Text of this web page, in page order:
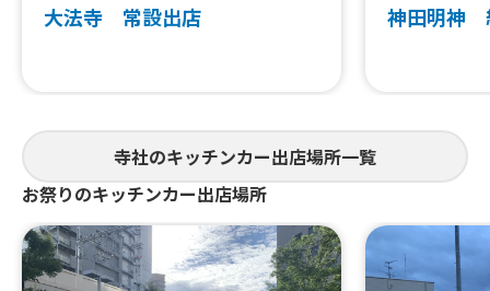
大法寺 常設出店 神田明神
寺社のキッチンカー出店場所一覧
お祭りのキッチンカー出店場所